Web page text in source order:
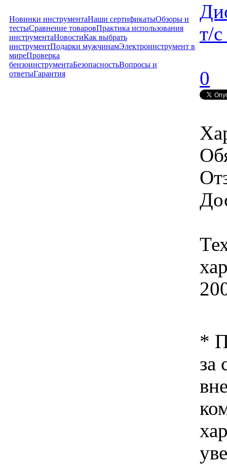
Новинки инструментаНаши сертификатыОбзоры и
тестыСравнение товаровПрактика использования
инструментаНовостиКак выбрать
инструментПодарки мужчинамЭлектроинструмент в
миреПроверка
бензоинструментаБезопасностьВопросы и
ответыГарантия
т/
0
*
за